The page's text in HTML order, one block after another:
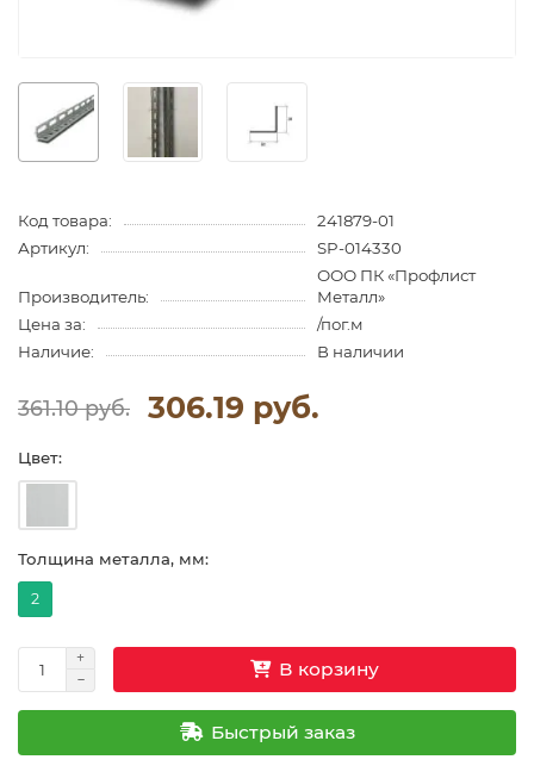
Код товара:
241879-01
Артикул:
SP-014330
Производитель:
ООО ПК «Профлист
Металл»
Цена за:
/пог.м
Наличие:
В наличии
361.10 руб. 306.19 руб.
Цвет:
Толщина металла, мм:
2
В корзину
Быстрый заказ